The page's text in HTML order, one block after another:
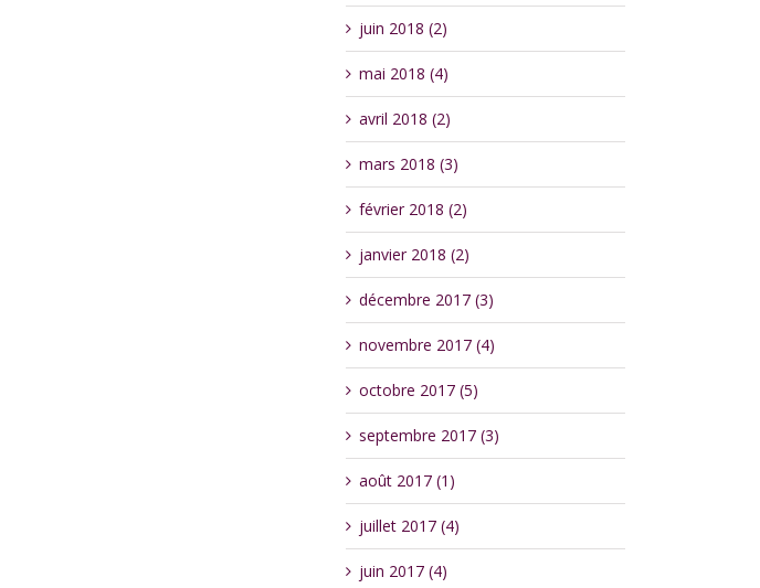
juin 2018 (2)
mai 2018 (4)
avril 2018 (2)
mars 2018 (3)
février 2018 (2)
janvier 2018 (2)
décembre 2017 (3)
novembre 2017 (4)
octobre 2017 (5)
septembre 2017 (3)
août 2017 (1)
juillet 2017 (4)
juin 2017 (4)